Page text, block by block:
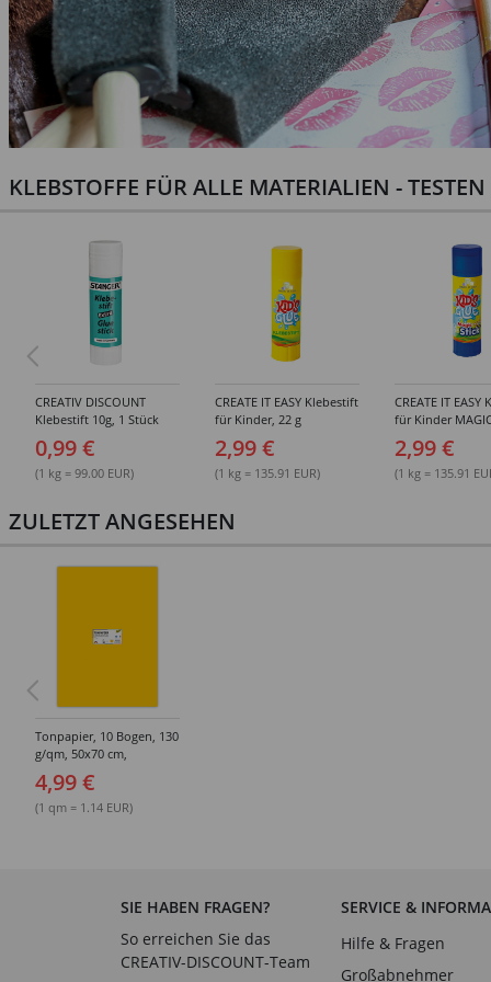
KLEBSTOFFE FÜR ALLE MATERIALIEN -
CREATIV DISCOUNT
Klebestift 10g, 1 Stück
0,99 €
(1 kg = 99.00 EUR)
CREATE IT EASY Klebestift
für Kinder, 22 g
2,99 €
(1 kg = 135.91 EUR)
CREATE IT
für Kinder
2,99 €
(1 kg = 135.91
ZULETZT ANGESEHEN
Tonpapier, 10 Bogen, 130
g/qm, 50x70 cm,
Goldgelb
4,99 €
(1 qm = 1.14 EUR)
SIE HABEN FRAGEN?
So erreichen Sie das
CREATIV-DISCOUNT-Team
SERVICE &
Hilfe & Fragen
Großabnehmer